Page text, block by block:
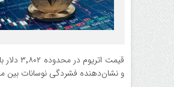
قیمت
و نشان‌دهنده فشردگی نوسانات بین مقاومت ۴٬۲۵۵ و حمایت